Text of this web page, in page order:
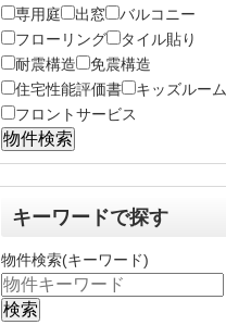
専用庭
出窓
バルコニー
フローリング
タイル貼り
耐震構造
免震構造
住宅性能評価書
キッズルーム
フロントサービス
キーワードで探す
物件検索(キーワード)